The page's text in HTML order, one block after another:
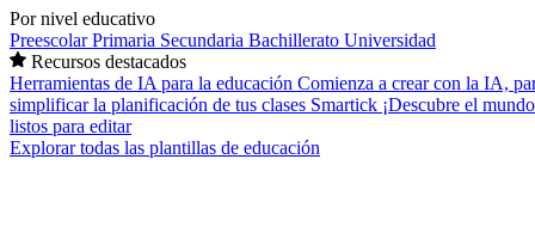
Por nivel educativo
PreescolarPrimaria Secundaria Bachillerato Universidad
Recursos destacados
Herramientas de IA para la educación Comienza a crear con la IA,
simplificar la planificación de tus clases Smartick ¡Descubre el
listos para editar
Explorar todas las plantillas de educación